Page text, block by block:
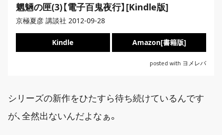
魍魎の匣(3)【電子百鬼夜行】[Kindle版]
posted with ヨメレバ
京極夏彦 講談社 2012-09-28
Kindle Amazon[書籍版]
シリーズの新作をひたすら待ち続けているんです
が、全然出ないんだよなぁ。